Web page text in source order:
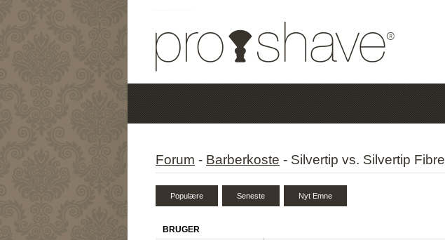
Forum - Barberkoste - Silvertip vs. Silvertip Fibre
BRUGER